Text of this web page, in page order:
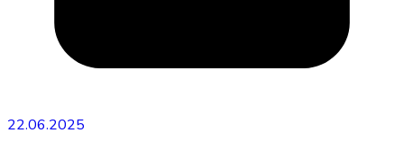
22.06.2025